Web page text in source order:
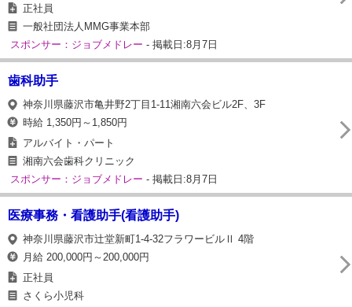
正社員
一般社団法人MMG事業本部
スポンサー：ジョブメドレー - 掲載日:8月7日
歯科助手
神奈川県藤沢市亀井野2丁目1-11湘南六会ビル2F、3F
時給 1,350円～1,850円
アルバイト・パート
湘南六会歯科クリニック
スポンサー：ジョブメドレー - 掲載日:8月7日
医療事務・看護助手(看護助手)
神奈川県藤沢市辻堂新町1-4-32フラワービルⅡ 4階
月給 200,000円～200,000円
正社員
さくら小児科